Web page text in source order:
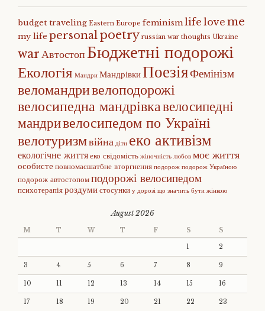
budget traveling Eastern Europe feminismlife love me
my life personalpoetry russian war thoughts Ukraine
warАвтостопБюджетні подорожі
Екологія Мандри МандрівкиПоезіяФемінізм
веломандривелоподорожі
велосипедна мандрівкавелосипедні
мандривелосипедом по Україні
велотуризмвійна діти еко активізм
екологічне життяеко свідомість жіночність любов моє життя
особисте повномасшатбне вторгнення подорож подорож Україною
подорож автостопомподорожі велосипедом
психотерапіяроздумистосунки у дорозі що значить бути жінкою
August 2026
M T W T F S S
1 2
3 4 5 6 7 8 9
10 11 12 13 14 15 16
17 18 19 20 21 22 23